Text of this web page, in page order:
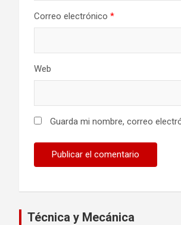
Correo electrónico *
Web
Guarda mi nombre, correo
Técnica y Mecánica